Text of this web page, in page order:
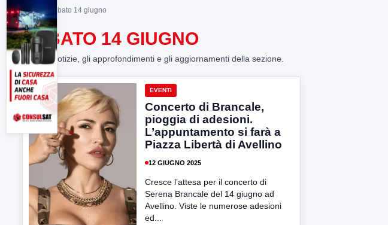
Home> sabato 14 giugno
SABATO 14 GIUGNO
Tutte le notizie, gli approfondimenti e gli aggiornamenti della sezione.
EVENTI
Concerto di Brancale,
pioggia di adesioni.
L’appuntamento si farà a
Piazza Libertà di Avellino
12 GIUGNO 2025
Cresce l’attesa per il concerto di
Serena Brancale del 14 giugno ad
Avellino. Viste le numerose adesioni
ed...